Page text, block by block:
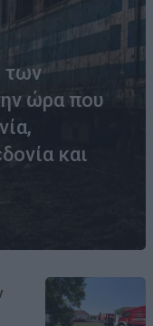
των
ώρα που
και